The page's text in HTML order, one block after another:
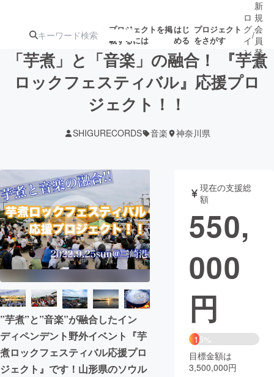
プロジェクトを掲
載するには
はじ
める
プロジェクト
をさがす
注目の新着プロ募集終了が近いプ
テクノロジー・ガジェット
映像・映画 書籍・雑誌
ビジネス・起業 チャレンジ
まちづくり・地域活性化
CAMPFIRE for Social Good
CAMPFIRE Creation
CAMPFIREふるさと納税machi-ya コミュニティ
ロ
グ
イ
ン
/
新
規
会
員
登
録
「芋煮」と「音楽」の融合！ 『芋煮
ロックフェスティバル』応援プロ
ジェクト！！
SHIGURECORDS 音楽 神奈川県
”芋煮”と”音楽”が融合したイン
ディペンデント野外イベント『芋
煮ロックフェスティバル応援プロ
ジェクト』です！山形県のソウル
現在の支援総
額
550,
000
円
15%
目標金額は
3,500,000円